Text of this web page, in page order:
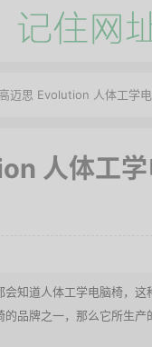
迈思 Evolution 人体工学
人体工
会知道人体工学电脑椅，
品牌之一，那么它所生